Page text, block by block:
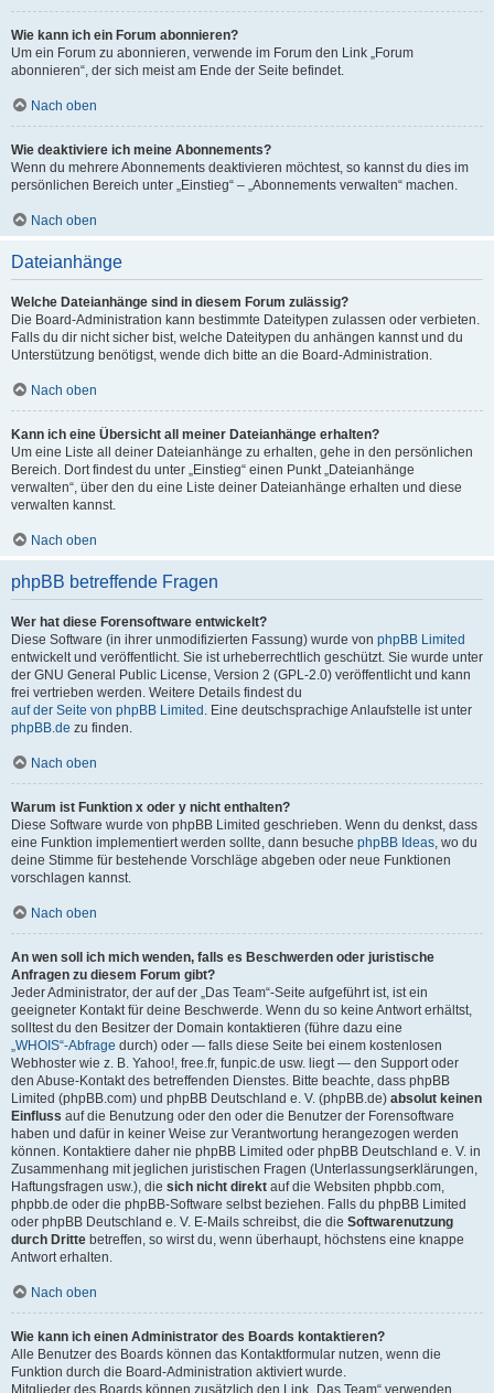
Wie kann ich ein Forum abonnieren?
Um ein Forum zu abonnieren, verwende im Forum den Link „Forum
abonnieren“, der sich meist am Ende der Seite befindet.
Nach oben
Wie deaktiviere ich meine Abonnements?
Wenn du mehrere Abonnements deaktivieren möchtest, so kannst du dies im
persönlichen Bereich unter „Einstieg“ – „Abonnements verwalten“ machen.
Nach oben
Dateianhänge
Welche Dateianhänge sind in diesem Forum zulässig?
Die Board-Administration kann bestimmte Dateitypen zulassen oder verbieten.
Falls du dir nicht sicher bist, welche Dateitypen du anhängen kannst und du
Unterstützung benötigst, wende dich bitte an die Board-Administration.
Nach oben
Kann ich eine Übersicht all meiner Dateianhänge erhalten?
Um eine Liste all deiner Dateianhänge zu erhalten, gehe in den persönlichen
Bereich. Dort findest du unter „Einstieg“ einen Punkt „Dateianhänge
verwalten“, über den du eine Liste deiner Dateianhänge erhalten und diese
verwalten kannst.
Nach oben
phpBB betreffende Fragen
Wer hat diese Forensoftware entwickelt?
Diese Software (in ihrer unmodifizierten Fassung) wurde von phpBB Limited
entwickelt und veröffentlicht. Sie ist urheberrechtlich geschützt. Sie wurde unter
der GNU General Public License, Version 2 (GPL-2.0) veröffentlicht und kann
frei vertrieben werden. Weitere Details findest du
auf der Seite von phpBB Limited . Eine deutschsprachige Anlaufstelle ist unter
phpBB.de zu finden.
Nach oben
Warum ist Funktion x oder y nicht enthalten?
Diese Software wurde von phpBB Limited geschrieben. Wenn du denkst, dass
eine Funktion implementiert werden sollte, dann besuche phpBB Ideas, wo du
deine Stimme für bestehende Vorschläge abgeben oder neue Funktionen
vorschlagen kannst.
Nach oben
An wen soll ich mich wenden, falls es Beschwerden oder juristische
Anfragen zu diesem Forum gibt?
Jeder Administrator, der auf der „Das Team“-Seite aufgeführt ist, ist ein
geeigneter Kontakt für deine Beschwerde. Wenn du so keine Antwort erhältst,
solltest du den Besitzer der Domain kontaktieren (führe dazu eine
„WHOIS“-Abfrage durch) oder — falls diese Seite bei einem kostenlosen
Webhoster wie z. B. Yahoo!, free.fr, funpic.de usw. liegt — den Support oder
den Abuse-Kontakt des betreffenden Dienstes. Bitte beachte, dass phpBB
Limited (phpBB.com) und phpBB Deutschland e. V. (phpBB.de) absolut keinen
Einfluss auf die Benutzung oder den oder die Benutzer der Forensoftware
haben und dafür in keiner Weise zur Verantwortung herangezogen werden
können. Kontaktiere daher nie phpBB Limited oder phpBB Deutschland e. V. in
Zusammenhang mit jeglichen juristischen Fragen (Unterlassungserklärungen,
Haftungsfragen usw.), die sich nicht direkt auf die Websiten phpbb.com,
phpbb.de oder die phpBB-Software selbst beziehen. Falls du phpBB Limited
oder phpBB Deutschland e. V. E-Mails schreibst, die die Softwarenutzung
durch Dritte betreffen, so wirst du, wenn überhaupt, höchstens eine knappe
Antwort erhalten.
Nach oben
Wie kann ich einen Administrator des Boards kontaktieren?
Alle Benutzer des Boards können das Kontaktformular nutzen, wenn die
Funktion durch die Board-Administration aktiviert wurde.
Mitglieder des Boards können zusätzlich den Link „Das Team“ verwenden.